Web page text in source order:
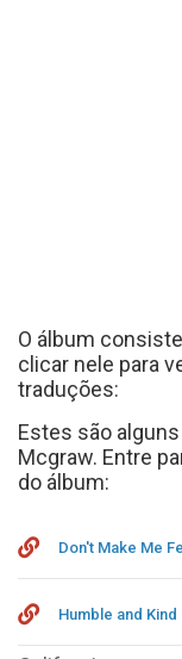
O álbum
clicar nele para
traduções:
Estes são
Mcgraw. Entre
do álbum:
Don't Make Me
Humble and Kind